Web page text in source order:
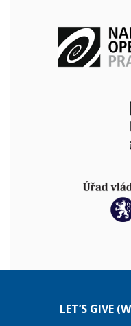
LET’S GIVE